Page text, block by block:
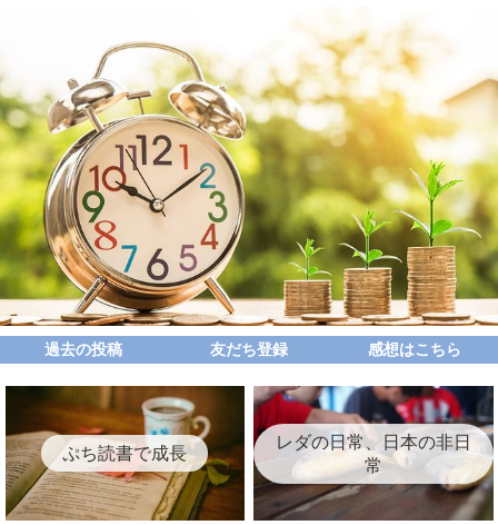
過去の投稿 友だち登録 感想はこちら
ぷち読書で成長
レダの日常、日本の非日
常